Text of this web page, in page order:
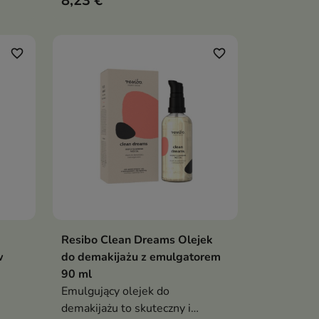
favorite_border
Dodaj do koszyka
favorite_border
Resibo Clean Dreams Olejek
do demakijażu z emulgatorem
90 ml
Emulgujący olejek do
demakijażu to skuteczny i